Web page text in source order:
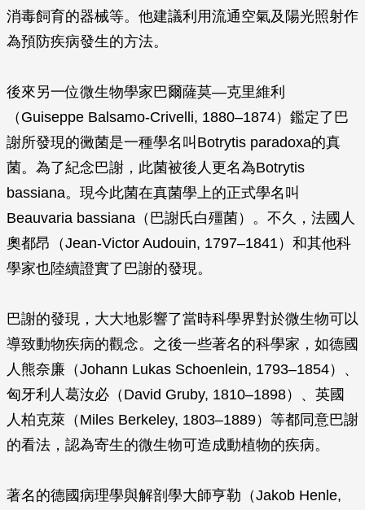
消毒飼育的器械等。他建議利用流通空氣及陽光照射作
為預防疾病發生的方法。
後來另一位微生物學家巴爾薩莫—克里維利
（Guiseppe Balsamo-Crivelli, 1880–1874）鑑定了巴
謝所發現的黴菌是一種學名叫 Botrytis paradoxa的真
菌。為了紀念巴謝，此菌被後人更名為Botrytis
bassiana。現今此菌在真菌學上的正式學名叫
Beauvaria bassiana （巴謝氏白殭菌）。不久，法國人
奧都昂（Jean-Victor Audouin, 1797–1841）和其他科
學家也陸續證實了巴謝的發現。
巴謝的發現，大大地影響了當時科學界對於微生物可以
導致動物疾病的觀念。之後一些著名的科學家，如德國
人熊奈廉（Johann Lukas Schoenlein, 1793–1854）、
匈牙利人葛汝必（David Gruby, 1810–1898）、英國
人柏克萊（Miles Berkeley, 1803–1889）等都同意巴謝
的看法，認為寄生的微生物可造成動植物的疾病。
著名的德國病理學與解剖學大師亨勒（Jakob Henle,